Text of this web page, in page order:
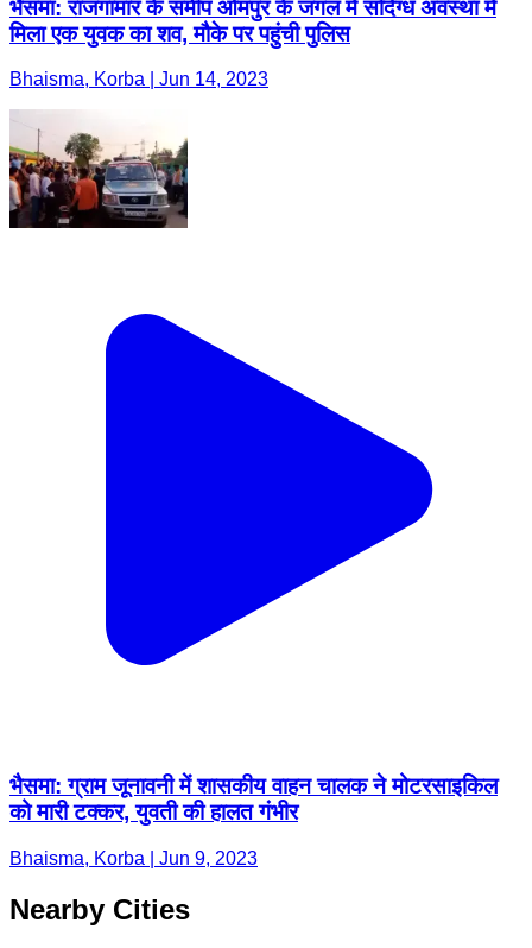
भैसमा: राजगामार के समीप ओमपुर के जंगल में संदिग्ध अवस्था में
मिला एक युवक का शव, मौके पर पहुंची पुलिस
Bhaisma, Korba | Jun 14, 2023
भैसमा: ग्राम जूनावनी में शासकीय वाहन चालक ने मोटरसाइकिल
को मारी टक्कर, युवती की हालत गंभीर
Bhaisma, Korba | Jun 9, 2023
Nearby Cities